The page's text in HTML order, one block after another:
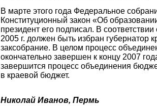
В марте этого года Федеральное
Конституционный закон «Об
президент его подписал. В
2005 г. должен быть избран губернатор
заксобрание. В целом процесс
окончательно завершен к концу 2007
завершится процесс объединения
в краевой бюджет.
Николай Иванов, Пермь